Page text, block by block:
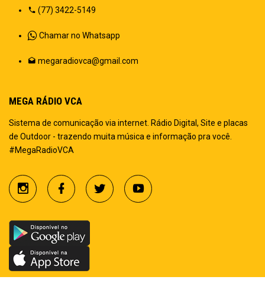
(77) 3422-5149
Chamar no Whatsapp
megaradiovca@gmail.com
MEGA RÁDIO VCA
Sistema de comunicação via internet. Rádio Digital, Site e placas
de Outdoor - trazendo muita música e informação pra você.
#MegaRadioVCA